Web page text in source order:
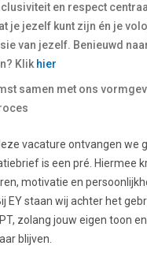
en respect
je jezelf kunt zijn én je
van jezelf. Benieuwd
Klik hier
samen met ons
vacature ontvangen we
is een pré. Hiermee
motivatie en
EY staan wij achter het
zolang jouw eigen toon
blijven.